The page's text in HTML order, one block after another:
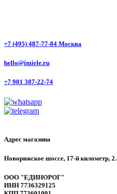
+7 (495) 487-77-84 Москва
hello@imiele.ru
+7 901 387-22-74
Адрес магазина
Новорижское шоссе, 17-й километр, 2.
ООО "ЕДИНОРОГ"
ИНН 7736329125